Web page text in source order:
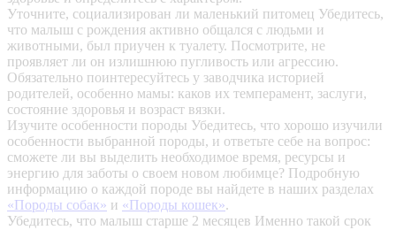
Уточните, социализирован ли маленький питомец Убедитесь,
что малыш с рождения активно общался с людьми и
животными, был приучен к туалету. Посмотрите, не
проявляет ли он излишнюю пугливость или агрессию.
Обязательно поинтересуйтесь у заводчика историей
родителей, особенно мамы: каков их темперамент, заслуги,
состояние здоровья и возраст вязки.
Изучите особенности породы Убедитесь, что хорошо изучили
особенности выбранной породы, и ответьте себе на вопрос:
сможете ли вы выделить необходимое время, ресурсы и
энергию для заботы о своем новом любимце? Подробную
информацию о каждой породе вы найдете в наших разделах
«Породы собак» и «Породы кошек».
Убедитесь, что малыш старше 2 месяцев Именно такой срок